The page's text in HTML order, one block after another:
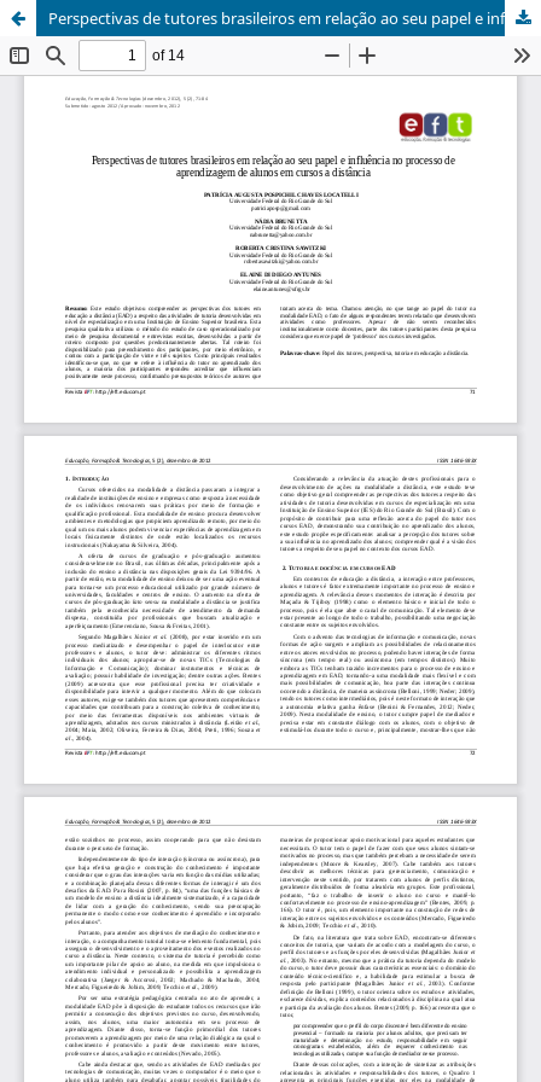
Perspectivas de tutores brasileiros em relação ao seu papel e influência no processo de aprendizagem de alunos em cursos a distância